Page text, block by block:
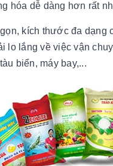
hóa dễ dàng hơn rất
kích thước đa dạng
lo lắng về việc vận
biển, máy bay,...